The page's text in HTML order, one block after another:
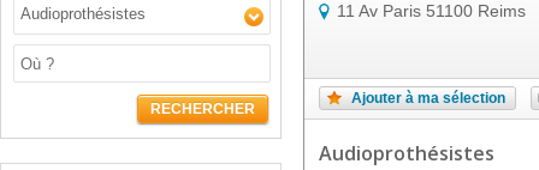
Audioprothésistes
RECHERCHER
11 Av Paris 51100 Reims
Ajouter à ma sélection
Audioprothésistes